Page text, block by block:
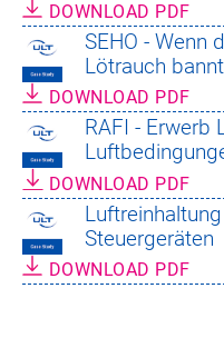
DOWNLOAD PDF
SEHO - Wenn
Lötrauch bannt
DOWNLOAD PDF
RAFI - Erwerb
DOWNLOAD PDF
Steuergeräten
DOWNLOAD PDF